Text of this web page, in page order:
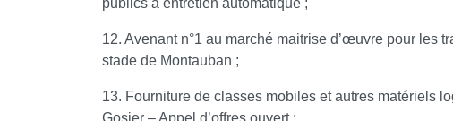
publics à entretien automatique ;
12. Avenant n°1 au marché maitrise d’œuvre pour les
stade de Montauban ;
13. Fourniture de classes mobiles et autres matériels